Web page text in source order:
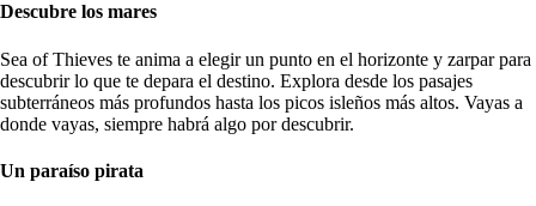
Descubre los mares
Sea of Thieves te anima a elegir un punto en el horizonte y zarpar para
descubrir lo que te depara el destino. Explora desde los pasajes
subterráneos más profundos hasta los picos isleños más altos. Vayas a
donde vayas, siempre habrá algo por descubrir.
Un paraíso pirata